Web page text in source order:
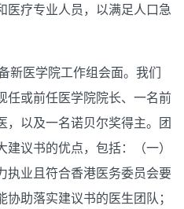
医疗专业人员，以满足人口急
新医学院工作组会面。我们
任或前任医学院院长、一名前
，以及一名诺贝尔奖得主。团
议书的优点，包括：（一）
执业且符合香港医务委员会要
助落实建议书的医生团队；